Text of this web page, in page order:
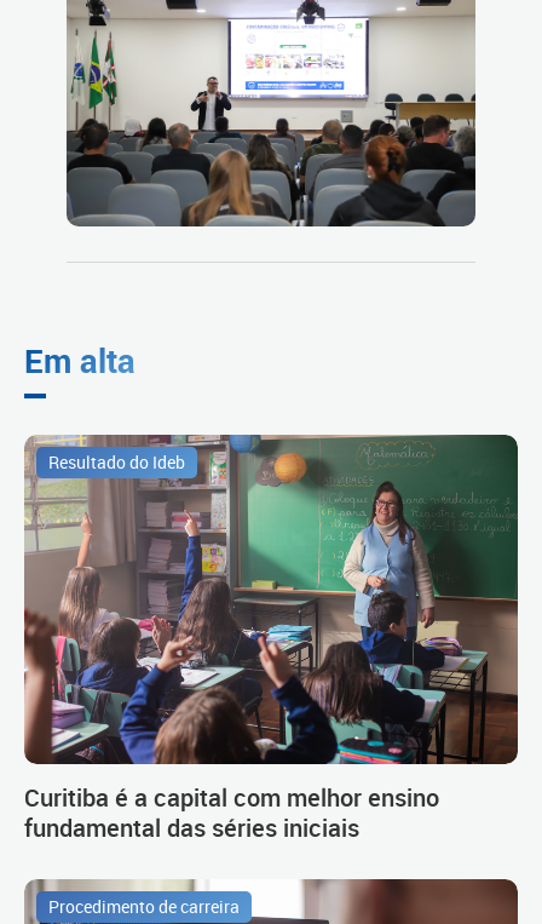
Em alta
Resultado do Ideb
Curitiba é a capital com melhor ensino
fundamental das séries iniciais
Procedimento de carreira